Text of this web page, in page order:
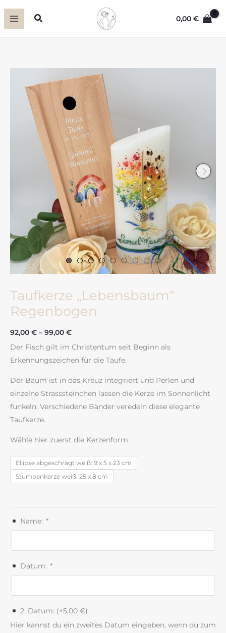
Inhalt
Suchen 0,00€
Taufkerze „Lebensbaum“
Regenbogen
92,00 € – 99,00 €
Der Fisch gilt im Christentum seit Beginn als
Erkennungszeichen für die Taufe.
Der Baum ist in das Kreuz integriert und Perlen und
einzelne Strasssteinchen lassen die Kerze im Sonnenlicht
funkeln. Verschiedene Bänder veredeln diese elegante
Taufkerze.
Wähle hier zuerst die Kerzenform:
Ellipse abgeschrägt weiß: 9 x 5 x 23 cm
Stumpenkerze weiß: 25 x 8 cm
Name: *
Datum: *
2. Datum: (+5,00 €)
Hier kannst du ein zweites Datum eingeben, wenn du zum